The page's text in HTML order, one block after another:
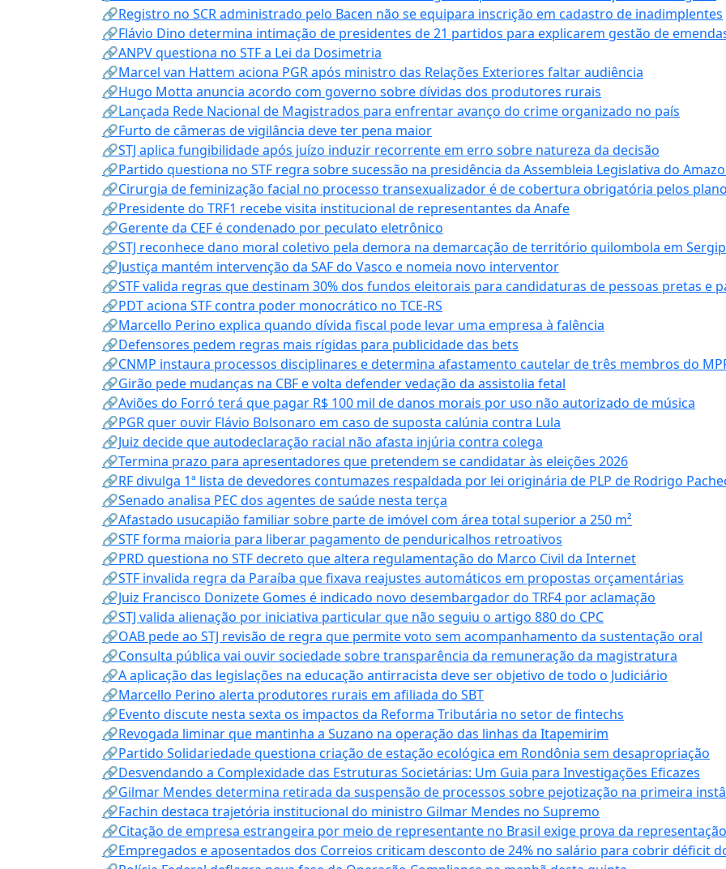
🔗Registro no SCR administrado pelo Bacen não se equipara inscrição em cadastro de inadimplentes
🔗Flávio Dino determina intimação de presidentes de 21 partidos para explicarem gestão de
🔗ANPV questiona no STF a Lei da Dosimetria
🔗Marcel van Hattem aciona PGR após ministro das Relações Exteriores faltar audiência
🔗Hugo Motta anuncia acordo com governo sobre dívidas dos produtores rurais
🔗Lançada Rede Nacional de Magistrados para enfrentar avanço do crime organizado no país
🔗Furto de câmeras de vigilância deve ter pena maior
🔗STJ aplica fungibilidade após juízo induzir recorrente em erro sobre natureza da decisão
🔗Partido questiona no STF regra sobre sucessão na presidência da Assembleia Legislativa do
🔗Cirurgia de feminização facial no processo transexualizador é de cobertura obrigatória pelos
🔗Presidente do TRF1 recebe visita institucional de representantes da Anafe
🔗Gerente da CEF é condenado por peculato eletrônico
🔗STJ reconhece dano moral coletivo pela demora na demarcação de território quilombola em
🔗Justiça mantém intervenção da SAF do Vasco e nomeia novo interventor
🔗STF valida regras que destinam 30% dos fundos eleitorais para candidaturas de pessoas pretas e
🔗PDT aciona STF contra poder monocrático no TCE-RS
🔗Marcello Perino explica quando dívida fiscal pode levar uma empresa à falência
🔗Defensores pedem regras mais rígidas para publicidade das bets
🔗CNMP instaura processos disciplinares e determina afastamento cautelar de três membros do
🔗Girão pede mudanças na CBF e volta defender vedação da assistolia fetal
🔗Aviões do Forró terá que pagar R$ 100 mil de danos morais por uso não autorizado de música
🔗PGR quer ouvir Flávio Bolsonaro em caso de suposta calúnia contra Lula
🔗Juiz decide que autodeclaração racial não afasta injúria contra colega
🔗Termina prazo para apresentadores que pretendem se candidatar às eleições 2026
🔗RF divulga 1ª lista de devedores contumazes respaldada por lei originária de PLP de Rodrigo
🔗Senado analisa PEC dos agentes de saúde nesta terça
🔗Afastado usucapião familiar sobre parte de imóvel com área total superior a 250 m²
🔗STF forma maioria para liberar pagamento de penduricalhos retroativos
🔗PRD questiona no STF decreto que altera regulamentação do Marco Civil da Internet
🔗STF invalida regra da Paraíba que fixava reajustes automáticos em propostas orçamentárias
🔗Juiz Francisco Donizete Gomes é indicado novo desembargador do TRF4 por aclamação
🔗STJ valida alienação por iniciativa particular que não seguiu o artigo 880 do CPC
🔗OAB pede ao STJ revisão de regra que permite voto sem acompanhamento da sustentação oral
🔗Consulta pública vai ouvir sociedade sobre transparência da remuneração da magistratura
🔗A aplicação das legislações na educação antirracista deve ser objetivo de todo o Judiciário
🔗Marcello Perino alerta produtores rurais em afiliada do SBT
🔗Evento discute nesta sexta os impactos da Reforma Tributária no setor de fintechs
🔗Revogada liminar que mantinha a Suzano na operação das linhas da Itapemirim
🔗Partido Solidariedade questiona criação de estação ecológica em Rondônia sem desapropriação
🔗Desvendando a Complexidade das Estruturas Societárias: Um Guia para Investigações Eficazes
🔗Gilmar Mendes determina retirada da suspensão de processos sobre pejotização na primeira
🔗Fachin destaca trajetória institucional do ministro Gilmar Mendes no Supremo
🔗Citação de empresa estrangeira por meio de representante no Brasil exige prova da representação
🔗Empregados e aposentados dos Correios criticam desconto de 24% no salário para cobrir déficit